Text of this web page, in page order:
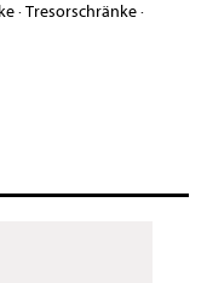
·Tresorschränke·